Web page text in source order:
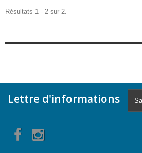
Résultats 1 - 2 sur 2.
Lettre d'informations